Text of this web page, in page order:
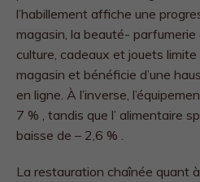
l’habillement affiche une
magasin, la beauté-
culture, cadeaux et jouets
magasin et bénéficie d’une
en ligne. À l’inverse,
7 % , tandis que l’ alimentaire
baisse de – 2,6 % .
La restauration chaînée quant